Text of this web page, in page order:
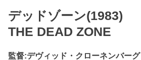
デッドゾーン(1983)
THE DEAD ZONE
監督:デヴィッド・クローネンバーグ